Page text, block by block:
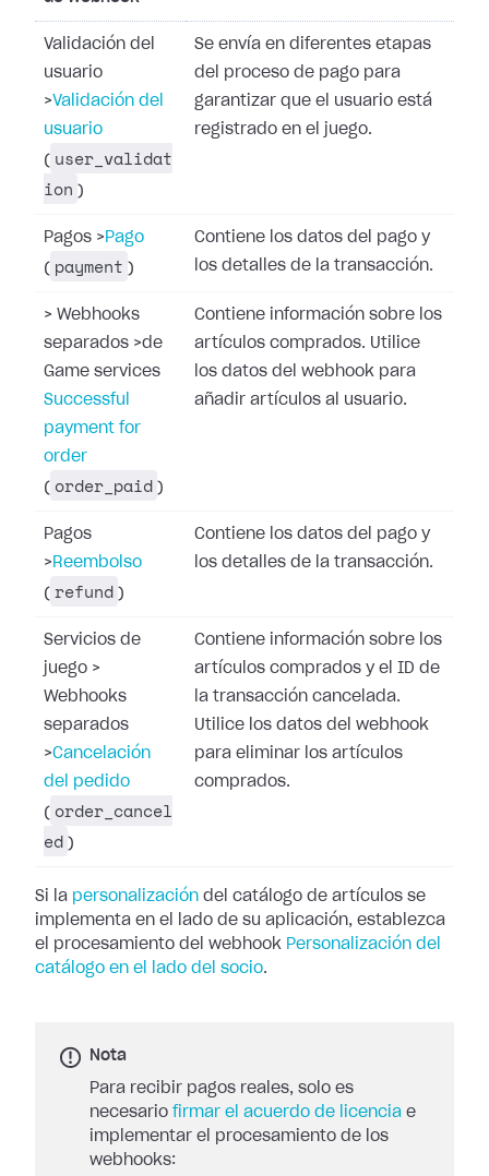
Validación del
usuario
>Validación del
usuario
( user_validat
ion )
Se envía en diferentes etapas
del proceso de pago para
garantizar que el usuario está
registrado en el juego.
Pagos > Pago
( payment )
Contiene los datos del pago y
los detalles de la transacción.
> Webhooks
separados >de
Game services
Successful
payment for
order
( order_paid )
Contiene información sobre los
artículos comprados. Utilice
los datos del webhook para
añadir artículos al usuario.
Pagos
> Reembolso
( refund )
Contiene los datos del pago y
los detalles de la transacción.
Servicios de
juego >
Webhooks
separados
>Cancelación
del pedido
( order_cancel
ed )
Contiene información sobre los
artículos comprados y el ID de
la transacción cancelada.
Utilice los datos del webhook
para eliminar los artículos
comprados.
Si la personalización del catálogo de artículos se
implementa en el lado de su aplicación, establezca
el procesamiento del webhook Personalización del
catálogo en el lado del socio.
Nota
Para recibir pagos reales, solo es
necesario firmar el acuerdo de licencia e
implementar el procesamiento de los
webhooks: